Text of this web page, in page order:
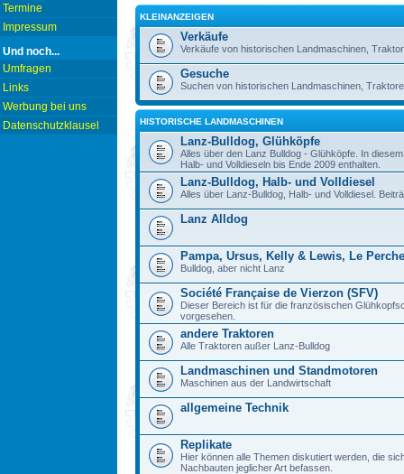
Termine
Impressum
Und noch...
Umfragen
Links
Werbung bei uns
Datenschutzklausel
KLEINANZEIGEN
Verkäufe
Verkäufe von historischen Landmaschinen,
Gesuche
Suchen von historischen Landmaschinen,
HISTORISCHE LANDMASCHINEN
Lanz-Bulldog, Glühköpfe
Alles über den Lanz Bulldog - Glühköpfe. In
Halb- und Volldieseln bis Ende 2009 enthalten.
Lanz-Bulldog, Halb- und Volldiesel
Alles über Lanz-Bulldog, Halb- und Volldiesel.
Lanz Alldog
Pampa, Ursus, Kelly & Lewis, Le
Bulldog, aber nicht Lanz
Société Française de Vierzon (SFV)
Dieser Bereich ist für die französischen
vorgesehen.
andere Traktoren
Alle Traktoren außer Lanz-Bulldog
Landmaschinen und Standmotoren
Maschinen aus der Landwirtschaft
allgemeine Technik
Replikate
Hier können alle Themen diskutiert werden, die
Nachbauten jeglicher Art befassen.